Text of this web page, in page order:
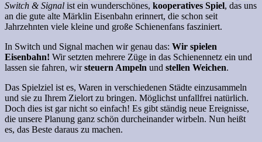
Switch & Signal ist ein wunderschönes, kooperatives Spiel, das uns
an die gute alte Märklin Eisenbahn erinnert, die schon seit
Jahrzehnten viele kleine und große Schienenfans fasziniert.
In Switch und Signal machen wir genau das: Wir spielen
Eisenbahn! Wir setzten mehrere Züge in das Schienennetz ein und
lassen sie fahren, wirsteuern Ampeln und stellen Weichen.
Das Spielziel ist es, Waren in verschiedenen Städte einzusammeln
und sie zu Ihrem Zielort zu bringen. Möglichst unfallfrei natürlich.
Doch dies ist gar nicht so einfach! Es gibt ständig neue Ereignisse,
die unsere Planung ganz schön durcheinander wirbeln. Nun heißt
es, das Beste daraus zu machen.